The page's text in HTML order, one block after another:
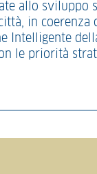
allo sviluppo
in coerenza
Intelligente
le priorità